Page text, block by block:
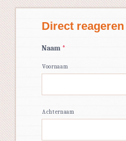
Direct
Naam *
Voornaam
Achternaam